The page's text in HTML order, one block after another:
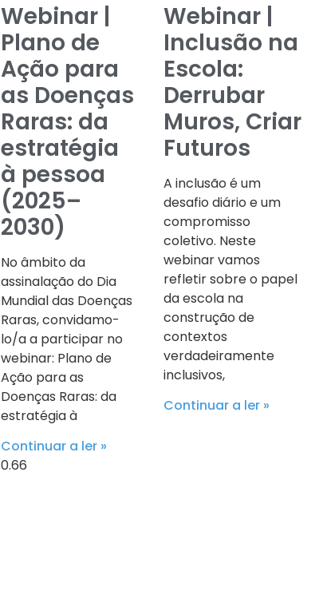
Webinar |
Plano de
Ação para
as Doenças
Raras: da
estratégia
à pessoa
(2025–
2030)
No âmbito da
assinalação do Dia
Mundial das Doenças
Raras, convidamo-
lo/a a participar no
webinar: Plano de
Ação para as
Doenças Raras: da
estratégia à
Continuar a ler »
Webinar |
Inclusão na
Escola:
Derrubar
Muros, Criar
Futuros
A inclusão é um
desafio diário e um
compromisso
coletivo. Neste
webinar vamos
refletir sobre o papel
da escola na
construção de
contextos
verdadeiramente
inclusivos,
Continuar a ler »